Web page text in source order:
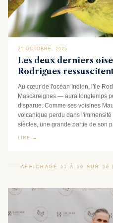
21 OCTOBRE, 2025
Les deux derniers
Rodrigues
Au cœur de l'océan Indien, l'île
Mascareignes — aura longtemps
disparue. Comme ses voisines
volcanique perdu dans
siècles, une grande partie de son
LIRE →
AFFICHAGE 51 À 56 SUR 56